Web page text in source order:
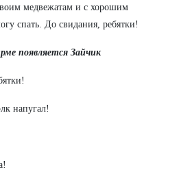
медвежатам и с хорошим
спать. До свидания, ребятки!
появляется Зайчик
напугал!